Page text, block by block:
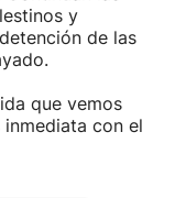
y
de las
que vemos
con el